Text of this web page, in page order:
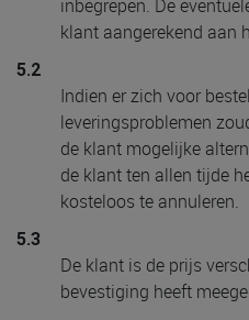
inbegrepen. De
klant aangerekend aan
5.2
Indien er zich voor
leveringsproblemen
de klant mogelijke
de klant ten allen tijde
kosteloos te annuleren.
5.3
De klant is de prijs
bevestiging heeft